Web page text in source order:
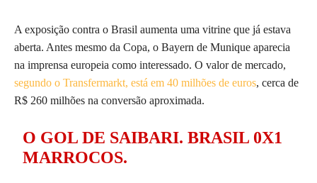
A exposição contra o Brasil aumenta uma vitrine que já estava
aberta. Antes mesmo da Copa, o Bayern de Munique aparecia
na imprensa europeia como interessado. O valor de mercado,
segundo o Transfermarkt, está em 40 milhões de euros, cerca de
R$ 260 milhões na conversão aproximada.
O GOL DE SAIBARI. BRASIL 0X1
MARROCOS.